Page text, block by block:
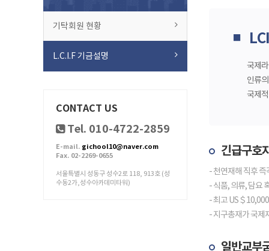
■
국제
인류
국제
긴급구호
- 천연재해 직후
- 식품, 의류, 담요
- 최고 US＄
- 지구총재가 국제
일반교부
기탁회원 현황
L.C.I.F 기금설명
CONTACT US
Tel. 010-4722-2859
E-mail. gichool10@naver.com
Fax. 02-2269-0655
서울특별시 성동구 성수2로 118, 913호 (성
수동2가,성수아카데미타워)